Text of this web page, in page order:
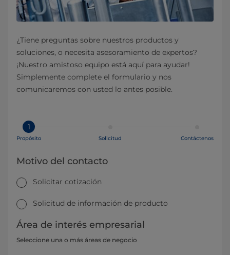
¿Tiene preguntas sobre nuestros productos y
soluciones, o necesita asesoramiento de expertos?
¡Nuestro amistoso equipo está aquí para ayudar!
Simplemente complete el formulario y nos
comunicaremos con usted lo antes posible.
1
Propósito Solicitud Contáctenos
Motivo del contacto
Solicitar cotización
Solicitud de información de producto
Área de interés empresarial
Seleccione una o más áreas de negocio